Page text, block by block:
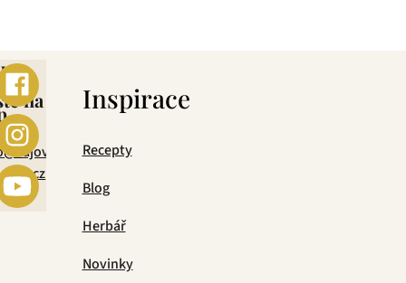
na
Inspirace
Recepty
Blog
Herbář
Novinky